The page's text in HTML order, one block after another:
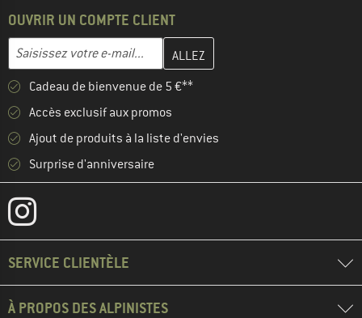
OUVRIR UN COMPTE CLIENT
Adresse e-mail
Entrez votre adresse e-mail ici et créez votre compte client à la
Cadeau de bienvenue de 5 €**
Accès exclusif aux promos
Ajout de produits à la liste d'envies
Surprise d'anniversaire
SERVICE CLIENTÈLE
À PROPOS DES ALPINISTES